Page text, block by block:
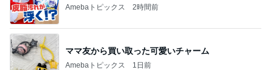
Amebaトピックス 2時間前
ママ友から買い取った可愛いチャーム
Amebaトピックス 1日前